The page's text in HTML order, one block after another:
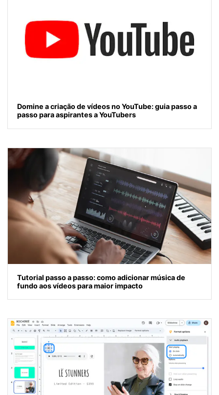
Domine a criação de vídeos no YouTube: guia passo a
passo para aspirantes a YouTubers
Tutorial passo a passo: como adicionar música de
fundo aos vídeos para maior impacto